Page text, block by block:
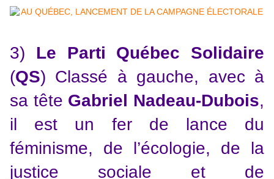
3) Le Parti Québec Solidaire
(QS) Classé à gauche, avec à
sa tête Gabriel Nadeau-Dubois,
il est un fer de lance du
féminisme, de l’écologie, de la
justice sociale et de